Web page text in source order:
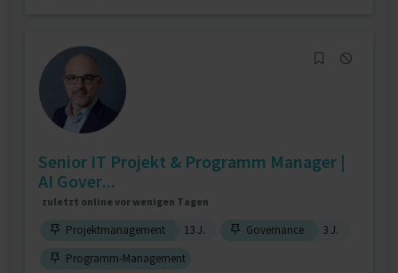
Senior IT Projekt & Programm Manager |
AI Gover...
zuletzt online vor wenigen Tagen
Projektmanagement 13 J. Governance
3 J.
Programm-Management